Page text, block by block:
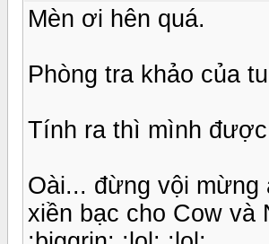
Mèn ơi hên quá.
Phòng tra khảo của
Tính ra thì mình
Oài... đừng vội mừng
xiền bạc cho Cow và